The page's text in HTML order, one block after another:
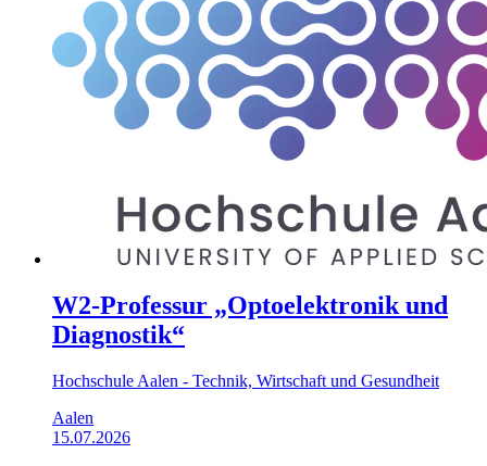
W2-Professur „Optoelektronik und
Diagnostik“
Hochschule Aalen - Technik, Wirtschaft und Gesundheit
Aalen
15.07.2026